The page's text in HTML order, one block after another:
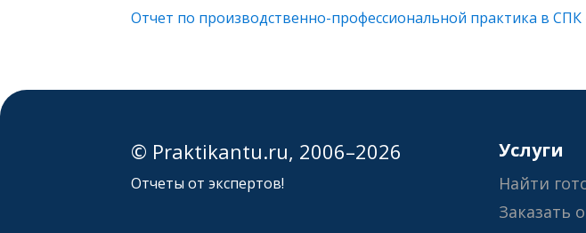
Отчет по производственно-профессиональной практика в
© Praktikantu.ru, 2006–2026
Отчеты от экспертов!
Услуги
Найти
Заказать